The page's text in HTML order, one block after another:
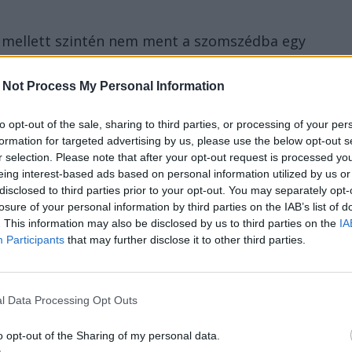
Not Process My Personal Information
opt-out of the sale, sharing to third parties, or processing of your
for targeted advertising by us, please use the below opt-out
selection. Please note that after your opt-out request is processed
interest-based ads based on personal information utilized by us
to third parties prior to your opt-out. You may separately
of your personal information by third parties on the IAB’s list of
This information may also be disclosed by us to third parties on the
Participants that may further disclose it to other third parties.
Data Processing Opt Outs
opt-out of the Sharing of my personal data.
szintén nem ment a szomszédba egy
művelődési miniszter is, aki
vizsgálat kezdődött a lap engedély